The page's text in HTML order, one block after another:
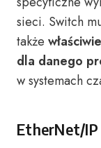
sieci. Switch
także
dla danego
w systemach
EtherNet/IP